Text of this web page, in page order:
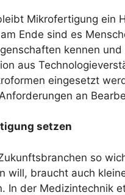
Mikrofertigung ein
Ende sind es
kennen
aus
eingesetzt
an
setzen
so
will, braucht auch
In der Medizintechnik